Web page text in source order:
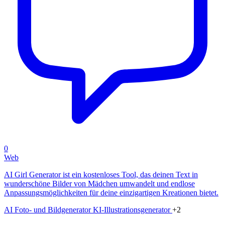
0
Web
AI Girl Generator ist ein kostenloses Tool, das deinen Text in
wunderschöne Bilder von Mädchen umwandelt und endlose
Anpassungsmöglichkeiten für deine einzigartigen Kreationen bietet.
AI Foto- und BildgeneratorKI-Illustrationsgenerator+2